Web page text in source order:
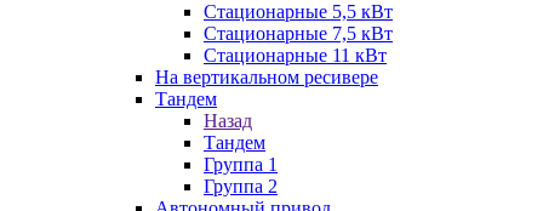
Стационарные 5,5 кВт
Стационарные 7,5 кВт
Стационарные 11 кВт
На вертикальном ресивере
Тандем
Назад
Тандем
Группа 1
Группа 2